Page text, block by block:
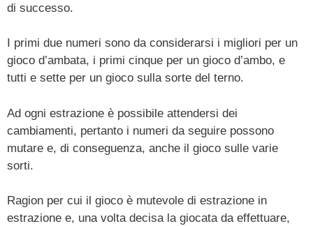
di successo.
I primi due numeri sono da considerarsi i migliori per un
gioco d’ambata, i primi cinque per un gioco d’ambo, e
tutti e sette per un gioco sulla sorte del terno.
Ad ogni estrazione è possibile attendersi dei
cambiamenti, pertanto i numeri da seguire possono
mutare e, di conseguenza, anche il gioco sulle varie
sorti.
Ragion per cui il gioco è mutevole di estrazione in
estrazione e, una volta decisa la giocata da effettuare,